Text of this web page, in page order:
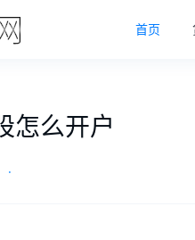
首页
怎么开户
⋅